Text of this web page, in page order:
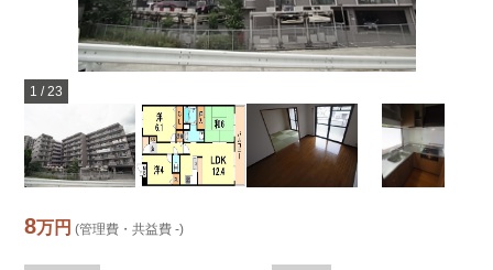
1 /23
8万円 (管理費・共益費 -)